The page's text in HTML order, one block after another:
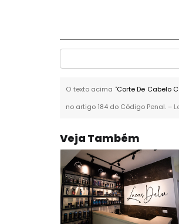
O texto acima "Corte De Cabelo
no artigo 184 do Código Penal. –
Veja Também